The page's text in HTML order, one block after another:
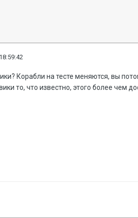
Корабли на тесте меняются, вы
то, что известно, этого более чем